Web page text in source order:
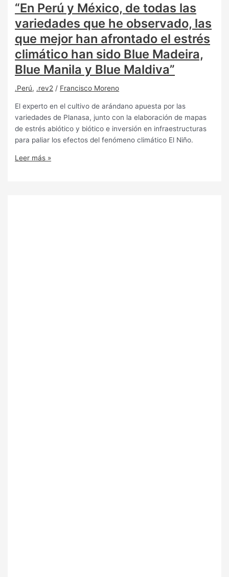
“En Perú y México, de todas las
variedades que he observado, las
que mejor han afrontado el estrés
climático han sido Blue Madeira,
Blue Manila y Blue Maldiva”
.Perú, .rev2 / Francisco Moreno
El experto en el cultivo de arándano apuesta por las
variedades de Planasa, junto con la elaboración de mapas
de estrés abiótico y biótico e inversión en infraestructuras
para paliar los efectos del fenómeno climático El Niño.
Leer más »